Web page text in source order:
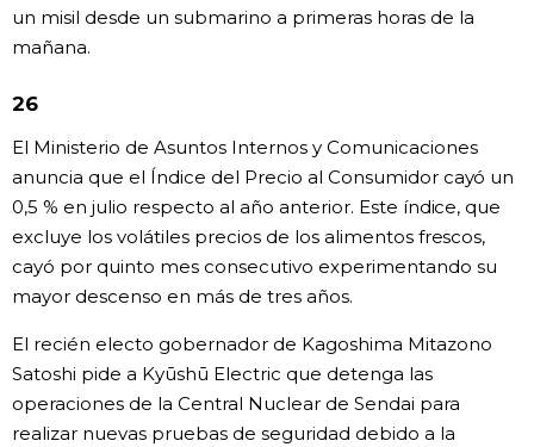
un misil desde un submarino a primeras horas de la
mañana.
26
El Ministerio de Asuntos Internos y Comunicaciones
anuncia que el Índice del Precio al Consumidor cayó un
0,5 % en julio respecto al año anterior. Este índice, que
excluye los volátiles precios de los alimentos frescos,
cayó por quinto mes consecutivo experimentando su
mayor descenso en más de tres años.
El recién electo gobernador de Kagoshima Mitazono
Satoshi pide a Kyūshū Electric que detenga las
operaciones de la Central Nuclear de Sendai para
realizar nuevas pruebas de seguridad debido a la